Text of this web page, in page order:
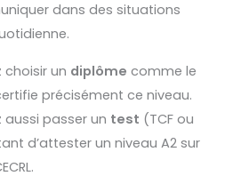
dans des situations
choisir un diplôme comme le
précisément ce niveau.
aussi passer un test (TCF ou
d’attester un niveau A2 sur